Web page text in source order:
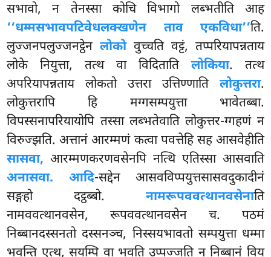
सभावो, न तेनस्सा कोचि विभागो लब्भतीति आह
‘‘धम्मसभावपटिवेधलक्खणेन ताव एकविधा’’ति.
लुज्जनपलुज्जनट्ठेनलोकोवुच्चति वट्टं, तप्परियापन्नताय
लोके नियुत्ता, तत्थ वा विदिताति लोकिया. तत्थ
अपरियापन्नताय लोकतो उत्तरा उत्तिण्णाति लोकुत्तरा.
लोकुत्तरापिहि मग्गसम्पयुत्ता भावेतब्बा.
विपस्सनापरियायोपि तस्सा लब्भतेवाति लोकुत्तर-ग्गहणं न
विरुज्झति. अत्तानं आरम्मणं कत्वा पवत्तेहि सह आसवेहीति
सासवा, आरम्मणकरणवसेनपि नत्थि एतिस्सा आसवाति
अनासवा. आदि-सद्देन आसवविप्पयुत्तसासवदुकादीनं
सङ्गहो दट्ठब्बो. नामरूपववत्थानवसेनाति
नामववत्थानवसेन, रूपववत्थानवसेन च. पठमं
निब्बानदस्सनतो दस्सनञ्च, निस्सयभावतो सम्पयुत्ता धम्मा
भवन्ति एत्थ, सयम्पि वा भवति उप्पज्जति न निब्बानं विय